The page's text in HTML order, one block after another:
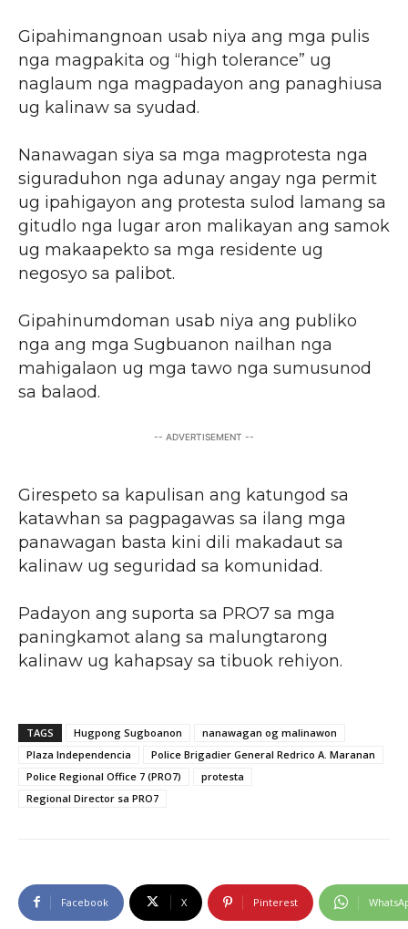
Gipahimangnoan usab niya ang mga pulis
nga magpakita og “high tolerance” ug
naglaum nga magpadayon ang panaghiusa
ug kalinaw sa syudad.
Nanawagan siya sa mga magprotesta nga
siguraduhon nga adunay angay nga permit
ug ipahigayon ang protesta sulod lamang sa
gitudlo nga lugar aron malikayan ang samok
ug makaapekto sa mga residente ug
negosyo sa palibot.
Gipahinumdoman usab niya ang publiko
nga ang mga Sugbuanon nailhan nga
mahigalaon ug mga tawo nga sumusunod
sa balaod.
-- ADVERTISEMENT --
Girespeto sa kapulisan ang katungod sa
katawhan sa pagpagawas sa ilang mga
panawagan basta kini dili makadaut sa
kalinaw ug seguridad sa komunidad.
Padayon ang suporta sa PRO7 sa mga
paningkamot alang sa malungtarong
kalinaw ug kahapsay sa tibuok rehiyon.
TAGS Hugpong Sugboanon
nanawagan og malinawon
Plaza Independencia
Police Brigadier General Redrico A. Maranan
Police Regional Office 7 (PRO7)
protesta
Regional Director sa PRO7
Facebook X Pinterest